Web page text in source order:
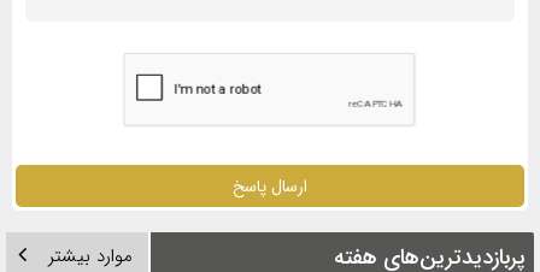
ارسال پاسخ
پربازدیدترین‌های هفته موارد بیشتر